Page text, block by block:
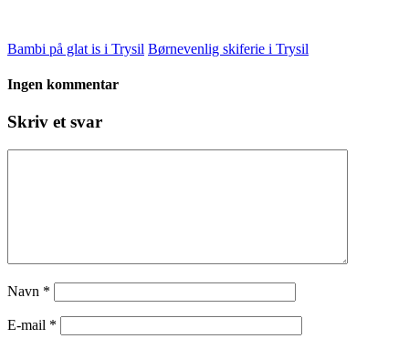
Bambi på glat is i Trysil Børnevenlig skiferie i Trysil
Ingen kommentar
Skriv et svar
Navn *
E-mail *